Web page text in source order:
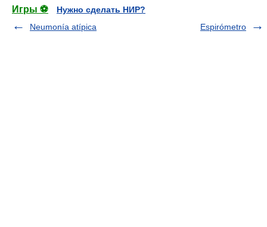
Игры ⚽
Нужно сделать НИР?
Neumonía atípica
Espirómetro